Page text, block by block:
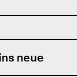
neue